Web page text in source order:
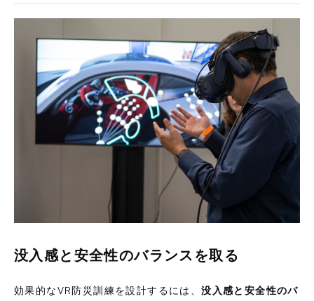
没入感と安全性のバランスを取る
効果的なVR防災訓練を設計するには、没入感と安全性のバ